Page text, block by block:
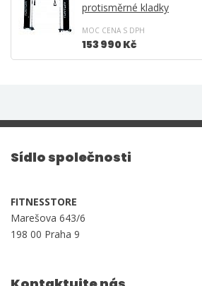
protisměrné kladky
MOC CENA S DPH
153 990 Kč
Sídlo společnosti
FITNESSTORE
Marešova 643/6
198 00 Praha 9